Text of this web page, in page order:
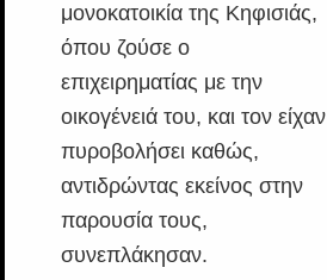
μονοκατοικία της Κηφισιάς,
όπου ζούσε ο
επιχειρηματίας με την
οικογένειά του, και τον είχαν
πυροβολήσει καθώς,
αντιδρώντας εκείνος στην
παρουσία τους,
συνεπλάκησαν.